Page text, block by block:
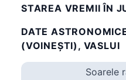
STAREA VREMII ÎN
DATE
(VOINEŞTI), VASLUI
Soarele